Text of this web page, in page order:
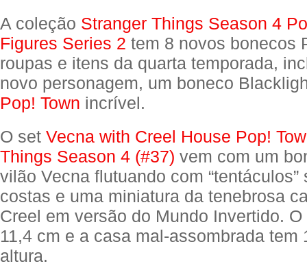
A coleção Stranger Things Season 4
Figures Series 2 tem 8 novos bonecos
roupas e itens da quarta temporada,
novo personagem, um boneco
Pop! Town incrível.
O set Vecna with Creel House Pop!
Things Season 4 (#37) vem com um
vilão Vecna flutuando com “tentáculos”
costas e uma miniatura da tenebrosa
Creel em versão do Mundo Invertido.
11,4 cm e a casa mal-assombrada tem
altura.